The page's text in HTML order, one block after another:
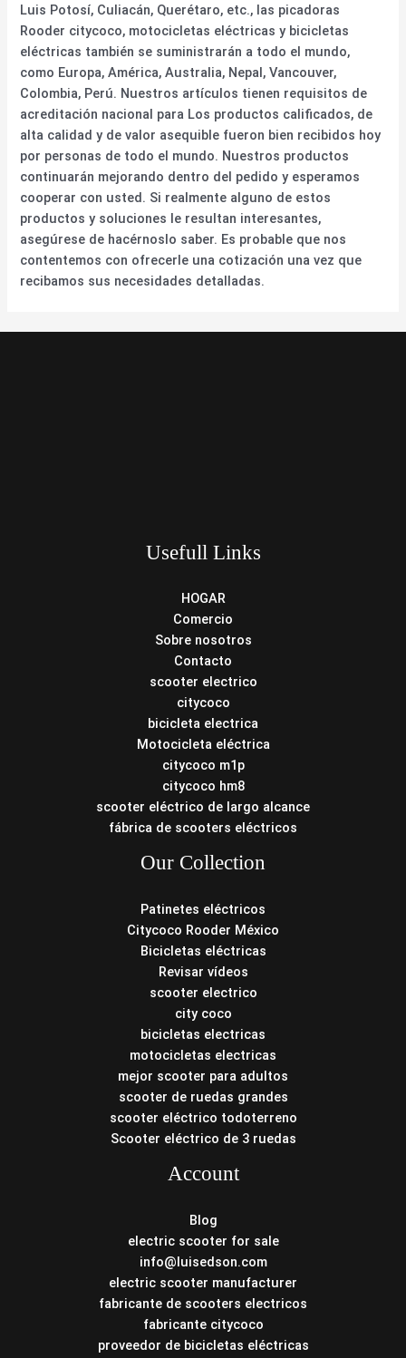
Luis Potosí, Culiacán, Querétaro, etc., las picadoras
Rooder citycoco, motocicletas eléctricas y bicicletas
eléctricas también se suministrarán a todo el mundo,
como Europa, América, Australia, Nepal, Vancouver,
Colombia, Perú. Nuestros artículos tienen requisitos de
acreditación nacional para Los productos calificados, de
alta calidad y de valor asequible fueron bien recibidos hoy
por personas de todo el mundo. Nuestros productos
continuarán mejorando dentro del pedido y esperamos
cooperar con usted. Si realmente alguno de estos
productos y soluciones le resultan interesantes,
asegúrese de hacérnoslo saber. Es probable que nos
contentemos con ofrecerle una cotización una vez que
recibamos sus necesidades detalladas.
Usefull Links
HOGAR
Comercio
Sobre nosotros
Contacto
scooter electrico
citycoco
bicicleta electrica
Motocicleta eléctrica
citycoco m1p
citycoco hm8
scooter eléctrico de largo alcance
fábrica de scooters eléctricos
Our Collection
Patinetes eléctricos
Citycoco Rooder México
Bicicletas eléctricas
Revisar vídeos
scooter electrico
city coco
bicicletas electricas
motocicletas electricas
mejor scooter para adultos
scooter de ruedas grandes
scooter eléctrico todoterreno
Scooter eléctrico de 3 ruedas
Account
Blog
electric scooter for sale
info@luisedson.com
electric scooter manufacturer
fabricante de scooters electricos
fabricante citycoco
proveedor de bicicletas eléctricas